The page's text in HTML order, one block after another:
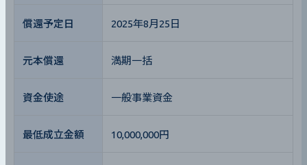
償還予定日 2025年8月25日
元本償還 満期一括
資金使途 一般事業資金
最低成立金額 10,000,000円